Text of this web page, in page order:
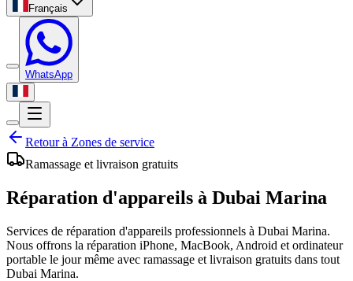
Français
WhatsApp
Retour à Zones de service
Ramassage et livraison gratuits
Réparation d'appareils à Dubai Marina
Services de réparation d'appareils professionnels à Dubai Marina.
Nous offrons la réparation iPhone, MacBook, Android et ordinateur
portable le jour même avec ramassage et livraison gratuits dans tout
Dubai Marina.